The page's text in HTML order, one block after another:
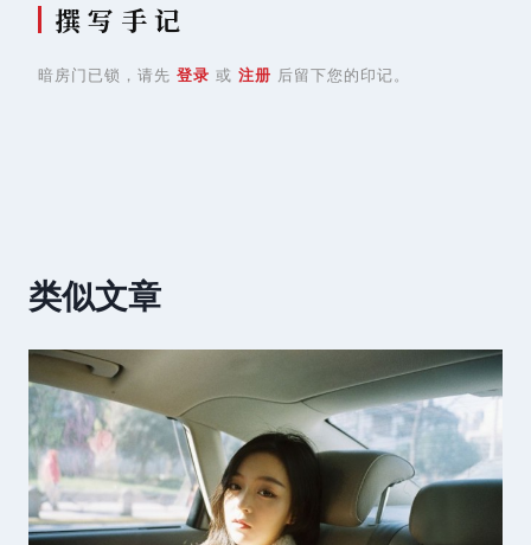
撰 写 手 记
暗房门已锁，请先 登录 或 注册 后留下您的印记。
类似文章